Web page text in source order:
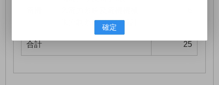
3.控制系統與邏輯設計
合計 25
確定